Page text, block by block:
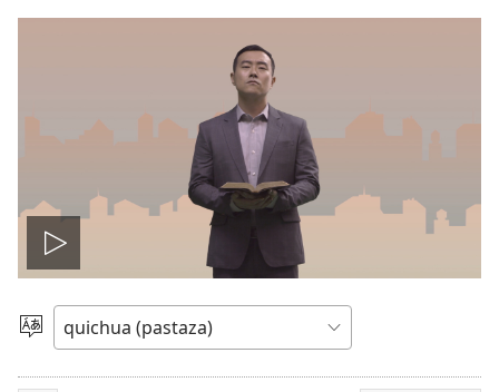
Reproducir
video
Can
rimashca
shimita